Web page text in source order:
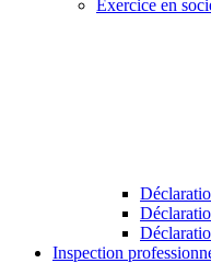
Exercice en
Inspection